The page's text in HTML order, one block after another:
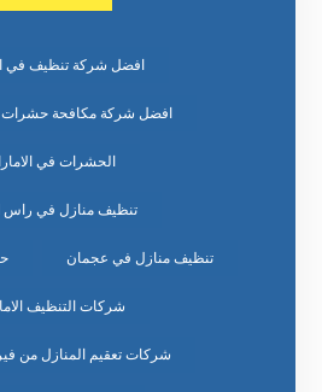
افضل شركة تنظيف في
افضل شركة مكافحة حشرات
الحشرات في
تنظيف منازل في راس
تنظيف منازل في عجمان
شركات التنظيف
شركات تعقيم المنازل من